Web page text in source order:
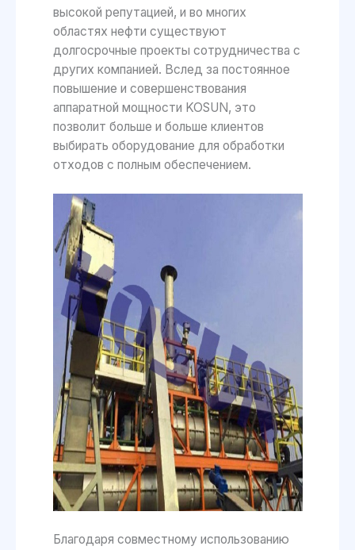
высокой репутацией, и во многих
областях нефти существуют
долгосрочные проекты сотрудничества с
других компанией. Вслед за постоянное
повышение и совершенствования
аппаратной мощности KOSUN, это
позволит больше и больше клиентов
выбирать оборудование для обработки
отходов с полным обеспечением.
Благодаря совместному использованию